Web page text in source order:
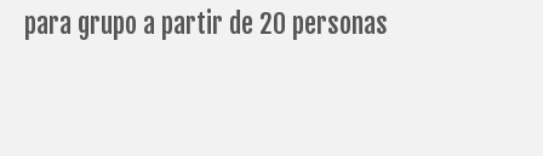
para grupo a partir de 20 personas